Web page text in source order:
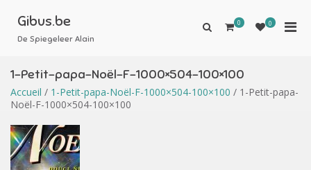
contenu
Gibus.be
De Spiegeleer Alain
Afficher
recherche
0 0
1-Petit-papa-Noël-F-1000×504-100×100
Accueil / 1-Petit-papa-Noël-F-1000×504-100×100 / 1-Petit-papa-
Noël-F-1000×504-100×100